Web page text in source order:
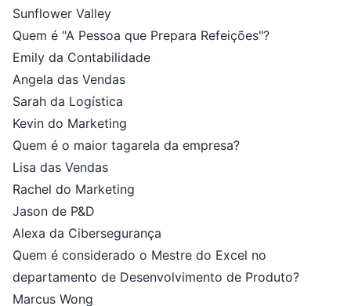
Sunflower Valley
Quem é "A Pessoa que Prepara Refeições"?
Emily da Contabilidade
Angela das Vendas
Sarah da Logística
Kevin do Marketing
Quem é o maior tagarela da empresa?
Lisa das Vendas
Rachel do Marketing
Jason de P&D
Alexa da Cibersegurança
Quem é considerado o Mestre do Excel no
departamento de Desenvolvimento de Produto?
Marcus Wong